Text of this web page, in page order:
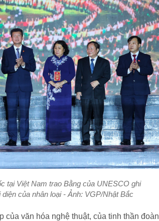
tại Việt Nam trao Bằng của UNESCO ghi
của nhân loại - Ảnh: VGP/Nhật Bắc
văn hóa nghệ thuật, của tinh thần đoàn